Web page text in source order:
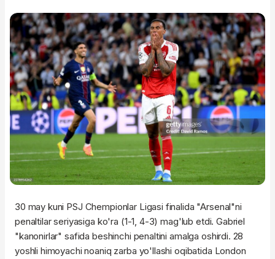
30 may kuni PSJ Chempionlar Ligasi finalida "Arsenal"ni
penaltilar seriyasiga ko'ra (1-1, 4-3) mag'lub etdi. Gabriel
"kanonirlar" safida beshinchi penaltini amalga oshirdi. 28
yoshli himoyachi noaniq zarba yo'llashi oqibatida London